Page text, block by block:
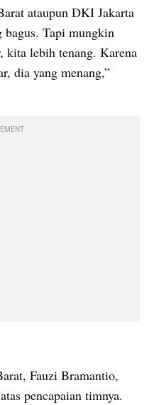
ataupun DKI Jakarta
bagus. Tapi mungkin
kita lebih tenang. Karena
dia yang menang,”
Fauzi Bramantio,
pencapaian timnya.